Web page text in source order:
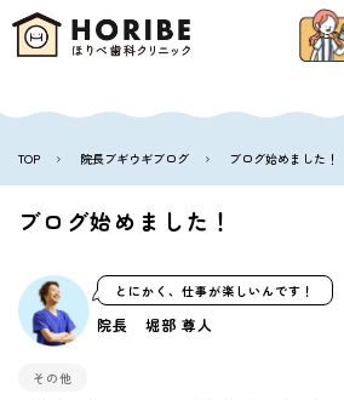
TOP 院長ブギウギブログ ブログ始めました！
ブログ始めました！
とにかく、仕事が楽しいんです！
院長 堀部 尊人
その他